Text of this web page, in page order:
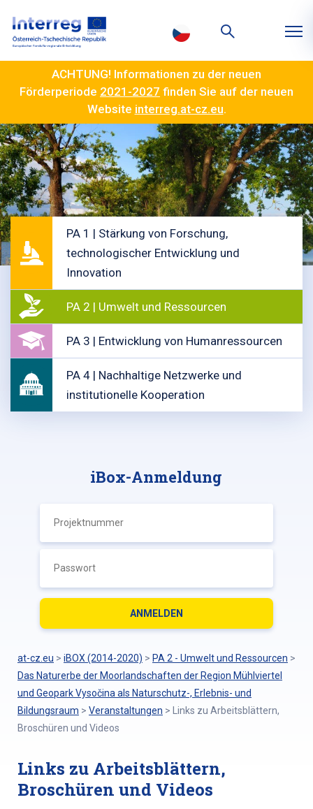
ACHTUNG! Informationen zu der neuen
Förderperiode 2021-2027 finden Sie auf der neuen
Website interreg.at-cz.eu.
PA 1 | Stärkung von Forschung,
technologischer Entwicklung und
Innovation
PA 2 | Umwelt und Ressourcen
PA 3 | Entwicklung von Humanressourcen
PA 4 | Nachhaltige Netzwerke und
institutionelle Kooperation
iBox-Anmeldung
at-cz.eu > iBOX (2014-2020) > PA 2 - Umwelt und Ressourcen >
Das Naturerbe der Moorlandschaften der Region Mühlviertel
und Geopark Vysočina als Naturschutz-, Erlebnis- und
Bildungsraum > Veranstaltungen >
Links zu Arbeitsblättern,
Broschüren und Videos
Links zu Arbeitsblättern,
Broschüren und Videos